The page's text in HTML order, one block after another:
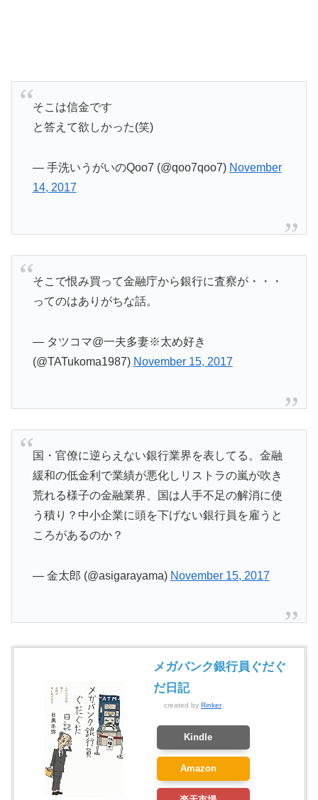
そこは信金です
と答えて欲しかった(笑)
— 手洗いうがいのQoo7 (@qoo7qoo7) November
14, 2017
そこで恨み買って金融庁から銀行に査察が・・・
ってのはありがちな話。
— タツコマ@一夫多妻※太め好き
(@TATukoma1987) November 15, 2017
国・官僚に逆らえない銀行業界を表してる。金融
緩和の低金利で業績が悪化しリストラの嵐が吹き
荒れる様子の金融業界、国は人手不足の解消に使
う積り？中小企業に頭を下げない銀行員を雇うと
ころがあるのか？
— 金太郎 (@asigarayama) November 15, 2017
メガバンク銀行員ぐだぐ
だ日記
created by Rinker
Kindle
Amazon